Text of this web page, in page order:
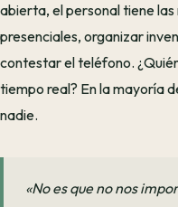
abierta, el personal tiene
presenciales, organizar
contestar el teléfono.
tiempo real? En la mayoría
nadie.
«No es que no nos